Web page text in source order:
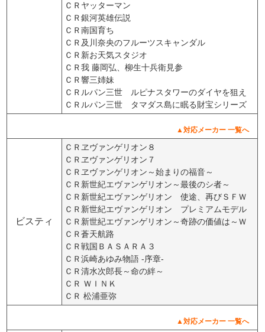
ＣＲヤッターマン
ＣＲ銀河英雄伝説
ＣＲ南国育ち
ＣＲ及川奈央のフルーツスキャンダル
ＣＲ新お天気スタジオ
ＣＲ我 藤岡弘、柳生十兵衛見参
ＣＲ響三姉妹
ＣＲルパン三世 ルピナスタワーのダイヤを狙え
ＣＲルパン三世 タマダス島に眠る財宝シリーズ
▲対応メーカー 一覧へ
ビスティ
ＣＲヱヴァンゲリオン８
ＣＲヱヴァンゲリオン７
ＣＲヱヴァンゲリオン～始まりの福音～
ＣＲ新世紀エヴァンゲリオン～最後のシ者～
ＣＲ新世紀エヴァンゲリオン 使途、再びＳＦＷ
ＣＲ新世紀エヴァンゲリオン プレミアムモデル
ＣＲ新世紀エヴァンゲリオン～奇跡の価値は～Ｗ
ＣＲ蒼天航路
ＣＲ戦国ＢＡＳＡＲＡ３
ＣＲ浜崎あゆみ物語 -序章-
ＣＲ清水次郎長～命の絆～
ＣＲ ＷＩＮＫ
ＣＲ 松浦亜弥
▲対応メーカー 一覧へ